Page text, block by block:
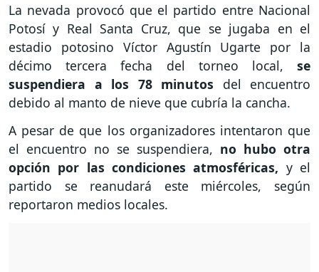
La nevada provocó que el partido entre Nacional
Potosí y Real Santa Cruz, que se jugaba en el
estadio potosino Víctor Agustín Ugarte por la
décimo tercera fecha del torneo local, se
suspendiera a los 78 minutos del encuentro
debido al manto de nieve que cubría la cancha.
A pesar de que los organizadores intentaron que
el encuentro no se suspendiera, no hubo otra
opción por las condiciones atmosféricas, y el
partido se reanudará este miércoles, según
reportaron medios locales.